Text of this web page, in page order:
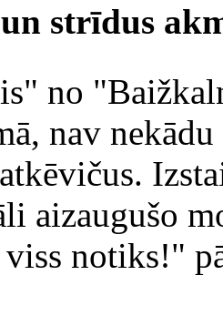
strīdus
no
nav
aizaugušo
viss notiks!"